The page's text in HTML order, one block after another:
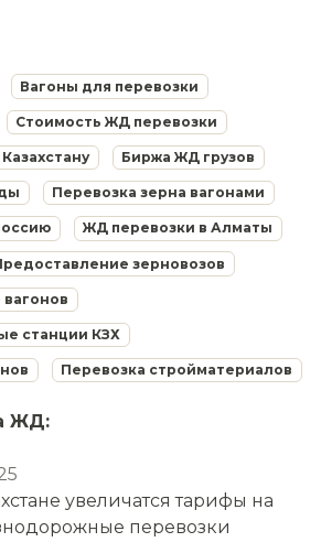
Вагоны для перевозки
Стоимость ЖД перевозки
Биржа ЖД грузов
Перевозка зерна вагонами
ЖД перевозки в Алматы
зерновозов
станции КЗХ
Перевозка стройматериалов
ЖД:
увеличатся тарифы на
перевозки